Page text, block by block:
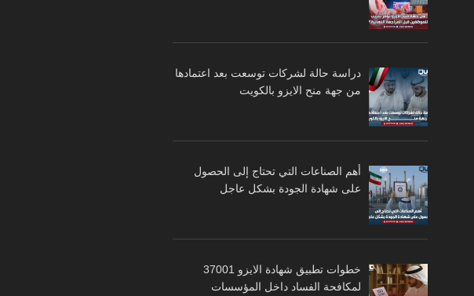
دراسة حالة لشركات توسعت بعد اعتمادها
من جهة منح الايزو بالكويت
أهم الصناعات التي تحتاج إلى الحصول
على شهادة الجودة بشكل عاجل
خطوات تطبيق شهادة الايزو 37001
لمكافحة الفساد داخل المؤسسات